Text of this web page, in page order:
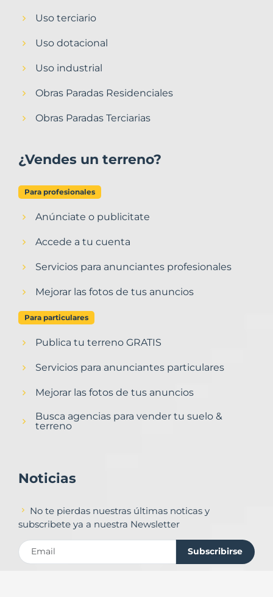
Uso terciario
Uso dotacional
Uso industrial
Obras Paradas Residenciales
Obras Paradas Terciarias
¿Vendes un terreno?
Para profesionales
Anúnciate o publicitate
Accede a tu cuenta
Servicios para anunciantes profesionales
Mejorar las fotos de tus anuncios
Para particulares
Publica tu terreno GRATIS
Servicios para anunciantes particulares
Mejorar las fotos de tus anuncios
Busca agencias para vender tu suelo &
terreno
Noticias
No te pierdas nuestras últimas noticas y
subscribete ya a nuestra Newsletter
Subscribirse